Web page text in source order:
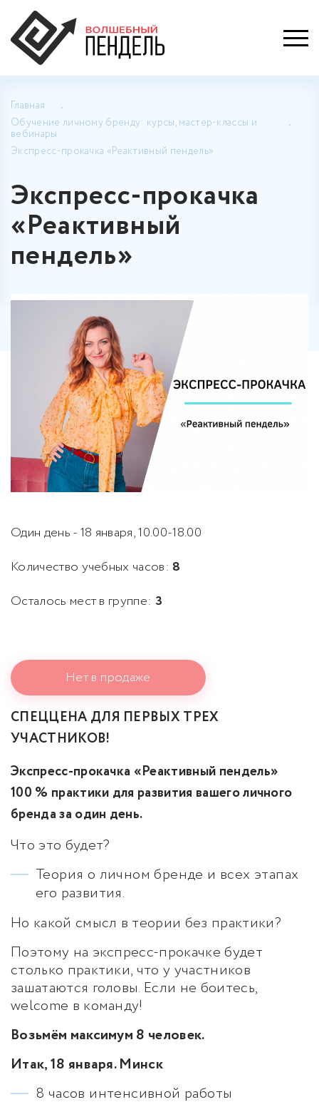
Главная
Обучение личному бренду: курсы, мастер-классы и
вебинары
Экспресс-прокачка «Реактивный пендель»
Экспресс-прокачка
«Реактивный
пендель»
Один день - 18 января, 10.00-18.00
Количество учебных часов: 8
Осталось мест в группе: 3
Нет в продаже
СПЕЦЦЕНА ДЛЯ ПЕРВЫХ ТРЕХ
УЧАСТНИКОВ!
Экспресс-прокачка «Реактивный пендель»
100 % практики для развития вашего личного
бренда за один день.
Что это будет?
Теория о личном бренде и всех этапах
его развития.
Но какой смысл в теории без практики?
Поэтому на экспресс-прокачке будет
столько практики, что у участников
зашатаются головы. Если не боитесь,
welcome в команду!
Возьмём максимум 8 человек.
Итак, 18 января. Минск
8 часов интенсивной работы